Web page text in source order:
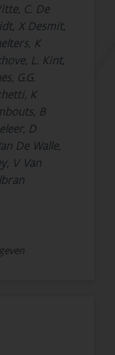
C. De
X Desmit,
K
L. Kint,
G.G.
K
B
D
De Walle,
V Van